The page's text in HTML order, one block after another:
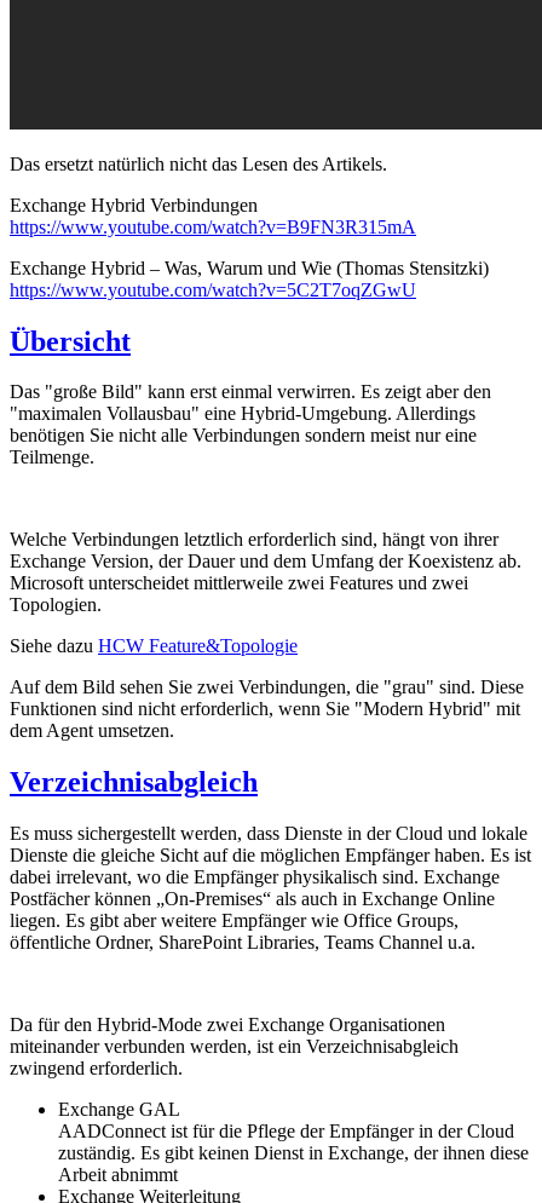
Das ersetzt natürlich nicht das Lesen des Artikels.
Exchange Hybrid Verbindungen
https://www.youtube.com/watch?v=B9FN3R315mA
Exchange Hybrid – Was, Warum und Wie (Thomas Stensitzki)
https://www.youtube.com/watch?v=5C2T7oqZGwU
Übersicht
Das "große Bild" kann erst einmal verwirren. Es zeigt aber den
"maximalen Vollausbau" eine Hybrid-Umgebung. Allerdings
benötigen Sie nicht alle Verbindungen sondern meist nur eine
Teilmenge.
Welche Verbindungen letztlich erforderlich sind, hängt von ihrer
Exchange Version, der Dauer und dem Umfang der Koexistenz ab.
Microsoft unterscheidet mittlerweile zwei Features und zwei
Topologien.
Siehe dazu HCW Feature&Topologie
Auf dem Bild sehen Sie zwei Verbindungen, die "grau" sind. Diese
Funktionen sind nicht erforderlich, wenn Sie "Modern Hybrid" mit
dem Agent umsetzen.
Verzeichnisabgleich
Es muss sichergestellt werden, dass Dienste in der Cloud und lokale
Dienste die gleiche Sicht auf die möglichen Empfänger haben. Es ist
dabei irrelevant, wo die Empfänger physikalisch sind. Exchange
Postfächer können „On-Premises“ als auch in Exchange Online
liegen. Es gibt aber weitere Empfänger wie Office Groups,
öffentliche Ordner, SharePoint Libraries, Teams Channel u.a.
Da für den Hybrid-Mode zwei Exchange Organisationen
miteinander verbunden werden, ist ein Verzeichnisabgleich
zwingend erforderlich.
Exchange GAL
AADConnect ist für die Pflege der Empfänger in der Cloud
zuständig. Es gibt keinen Dienst in Exchange, der ihnen diese
Arbeit abnimmt
Exchange Weiterleitung